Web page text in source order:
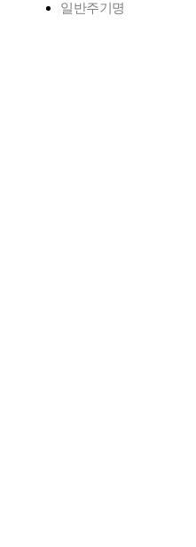
일반주기명